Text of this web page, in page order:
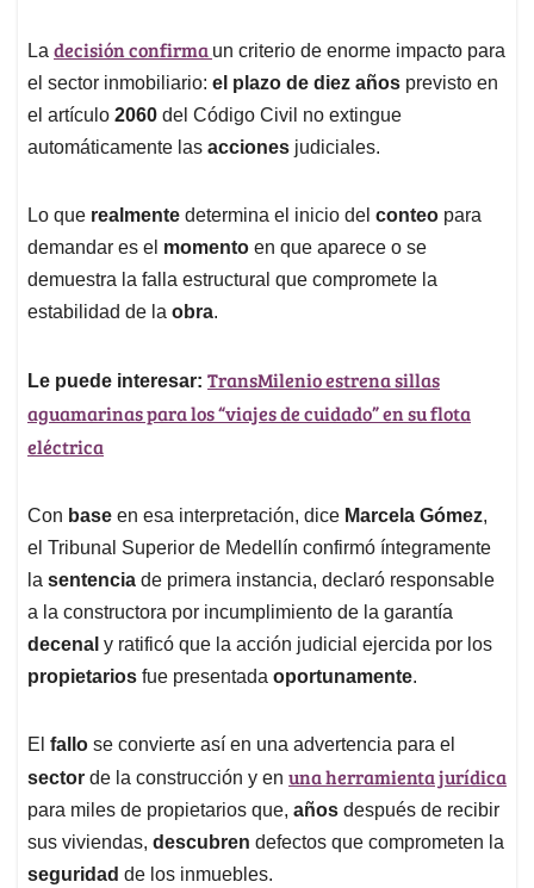
La decisión confirma un criterio de enorme impacto para
el sector inmobiliario: el plazo de diez años previsto en
el artículo 2060 del Código Civil no extingue
automáticamente las acciones judiciales.
Lo que realmente determina el inicio del conteo para
demandar es el momento en que aparece o se
demuestra la falla estructural que compromete la
estabilidad de la obra.
Le puede interesar: TransMilenio estrena sillas
aguamarinas para los “viajes de cuidado” en su flota
eléctrica
Con base en esa interpretación, dice Marcela Gómez,
el Tribunal Superior de Medellín confirmó íntegramente
la sentencia de primera instancia, declaró responsable
a la constructora por incumplimiento de la garantía
decenal y ratificó que la acción judicial ejercida por los
propietarios fue presentada oportunamente.
El fallo se convierte así en una advertencia para el
sector de la construcción y en una herramienta jurídica
para miles de propietarios que, años después de recibir
sus viviendas, descubren defectos que comprometen la
seguridad de los inmuebles.